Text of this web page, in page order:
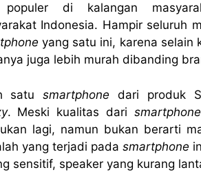
di kalangan
Indonesia. Hampir seluruh
yang satu ini, karena selain
juga lebih murah dibanding
satusmartphone dari produk
. Meski kualitas dari
lagi, namun bukan berarti
yang terjadi padasmartphone
sensitif, speaker yang kurang